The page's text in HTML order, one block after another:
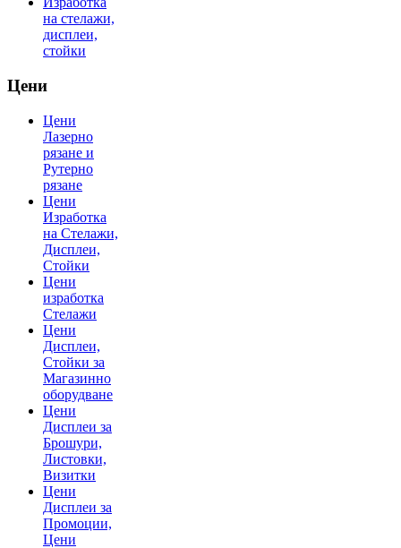
на стелажи,
дисплеи,
стойки
Цени
Цени
Лазерно
рязане и
Рутерно
рязане
Цени
Изработка
на Стелажи,
Дисплеи,
Стойки
Цени
изработка
Стелажи
Цени
Дисплеи,
Стойки за
Магазинно
оборудване
Цени
Дисплеи за
Брошури,
Листовки,
Визитки
Цени
Дисплеи за
Промоции,
Цени